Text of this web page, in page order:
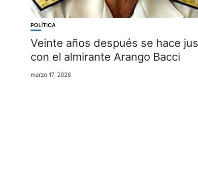
POLÍTICA
Veinte años después se hace
con el almirante Arango Bacci
marzo 17, 2026